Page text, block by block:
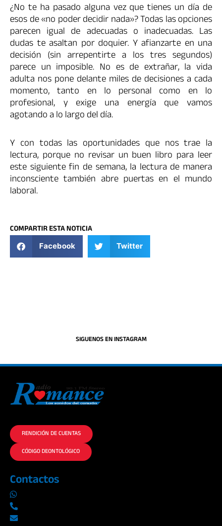
¿No te ha pasado alguna vez que tienes un día de
esos de «no poder decidir nada»? Todas las opciones
parecen igual de adecuadas o inadecuadas. Las
dudas te asaltan por doquier. Y afianzarte en una
decisión (sin arrepentirte a los tres segundos)
parece un imposible. No es de extrañar, la vida
adulta nos pone delante miles de decisiones a cada
momento, tanto en lo personal como en lo
profesional, y exige una energía que vamos
agotando a lo largo del día.
Y con todas las oportunidades que nos trae la
lectura, porque no revisar un buen libro para leer
este siguiente fin de semana, la lectura de manera
inconsciente también abre puertas en el mundo
laboral.
COMPARTIR ESTA NOTICIA
Facebook Twitter
SIGUENOS EN INSTAGRAM
RENDICIÓN DE CUENTAS
CÓDIGO DEONTOLÓGICO
Contactos